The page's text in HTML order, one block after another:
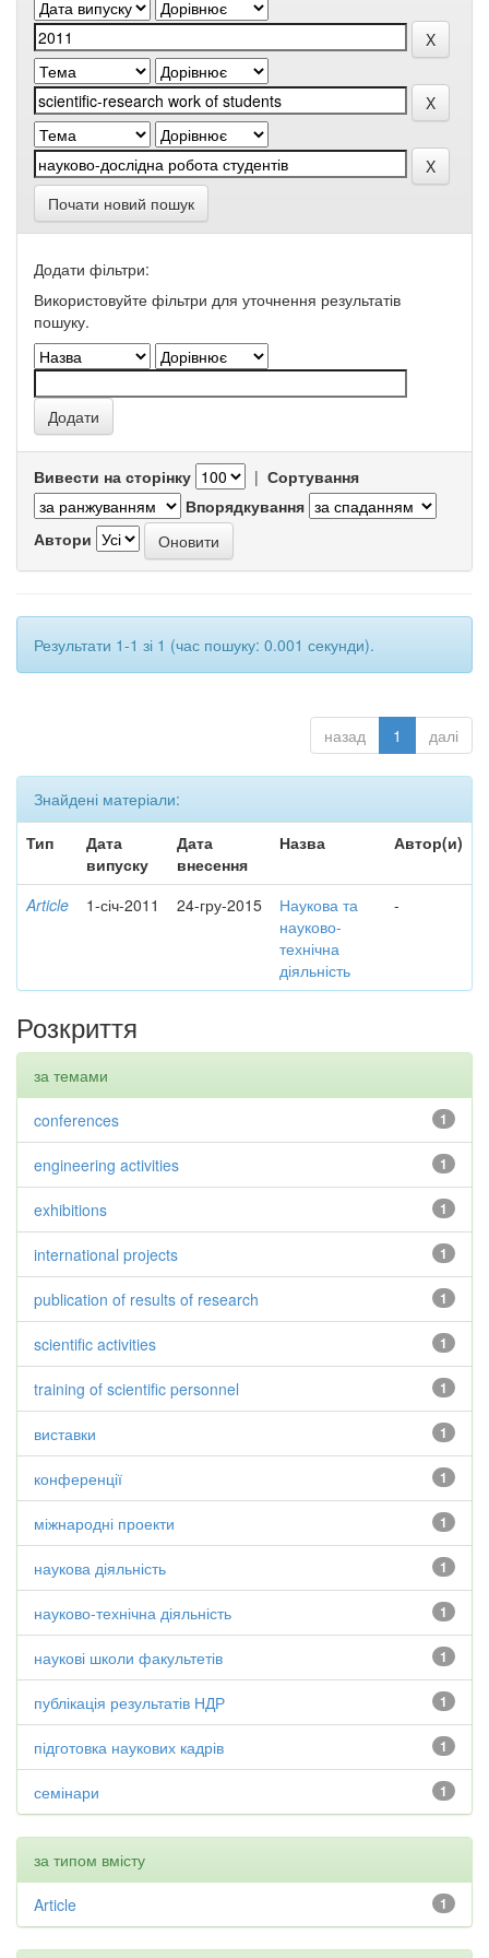
Почати новий пошук
Додати фільтри:
Використовуйте фільтри для уточнення результатів
пошуку.
Вивести на сторінку | Сортування
Впорядкування
Автори
Результати 1-1 зі 1 (час пошуку: 0.001 секунди).
назад 1 далі
Знайдені матеріали:
Тип
Дата
випуску
Дата
внесення
Назва Автор(и)
Article 1-січ-2011 24-гру-2015
Наукова та
науково-
технічна
діяльність
-
Розкриття
за темами
1
conferences
1
engineering activities
1
exhibitions
1
international projects
1
publication of results of research
1
scientific activities
1
training of scientific personnel
1
виставки
1
конференції
1
міжнародні проекти
1
наукова діяльність
1
науково-технічна діяльність
1
наукові школи факультетів
1
публікація результатів НДР
1
підготовка наукових кадрів
1
семінари
за типом вмісту
1
Article